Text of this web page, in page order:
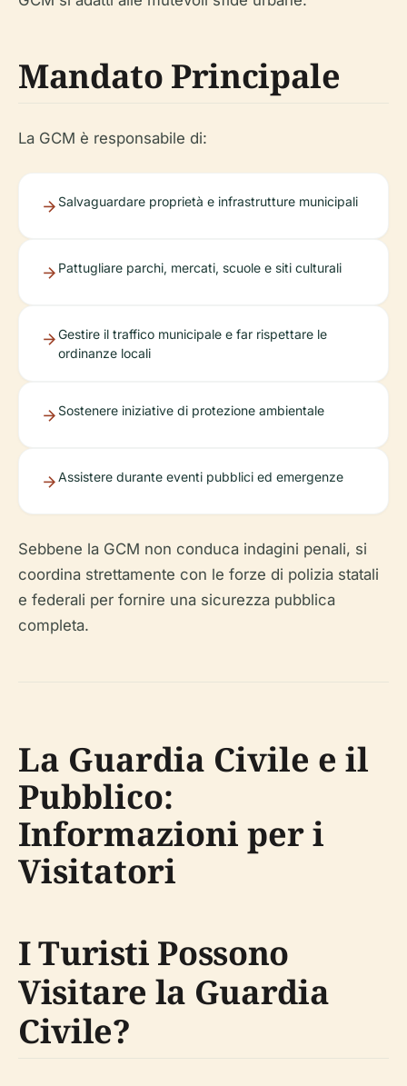
Mandato Principale
La GCM è responsabile di:
Salvaguardare proprietà e infrastrutture municipali
Pattugliare parchi, mercati, scuole e siti culturali
Gestire il traffico municipale e far rispettare le
ordinanze locali
Sostenere iniziative di protezione ambientale
Assistere durante eventi pubblici ed emergenze
Sebbene la GCM non conduca indagini penali, si
coordina strettamente con le forze di polizia statali
e federali per fornire una sicurezza pubblica
completa.
La Guardia Civile e il
Pubblico:
Informazioni per i
Visitatori
I Turisti Possono
Visitare la Guardia
Civile?